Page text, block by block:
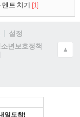
멘트 치기 [1]
설정
년보호정책
▲